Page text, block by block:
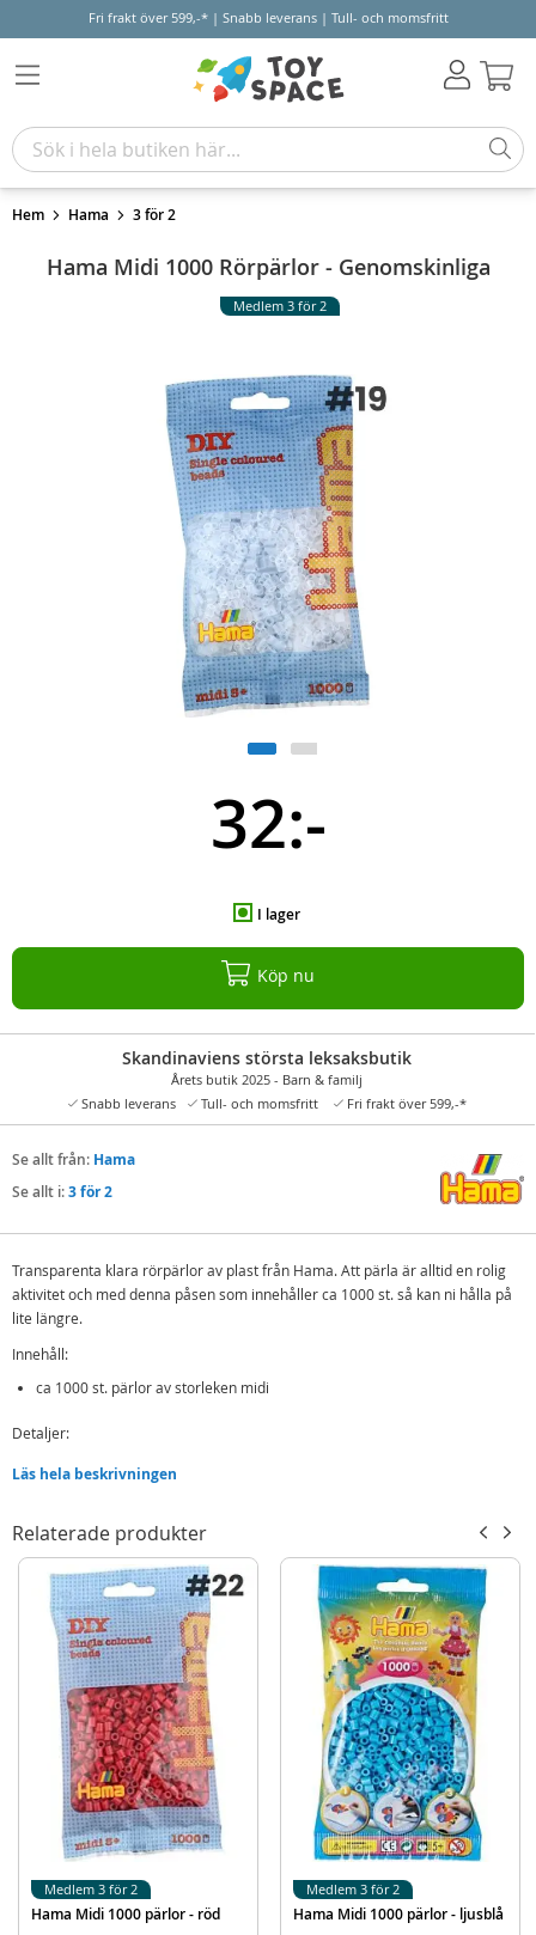
Fri frakt över 599,-* | Snabb leverans | Tull- och momsfritt
Hem Hama 3 för 2
Hama Midi 1000 Rörpärlor - Genomskinliga
Medlem 3 för 2
32:-
I lager
Köp nu
Skandinaviens största leksaksbutik
Årets butik 2025 - Barn & familj
Snabb leverans
Tull- och momsfritt Fri frakt över 599,-*
Se allt från: Hama
Se allt i:3 för 2
Transparenta klara rörpärlor av plast från Hama. Att pärla är alltid en rolig
aktivitet och med denna påsen som innehåller ca 1000 st. så kan ni hålla på
lite längre.
Innehåll:
ca 1000 st. pärlor av storleken midi
Detaljer:
Rek. ålder: från 5 år
information
EAN 028178207199
Varumärke Hama
Läs hela beskrivningen
Relaterade produkter
Hama Midi 1000 pärlor - röd
Medlem 3 för 2
Hama Midi 1000 pärlor - ljusblå
Medlem 3 för 2